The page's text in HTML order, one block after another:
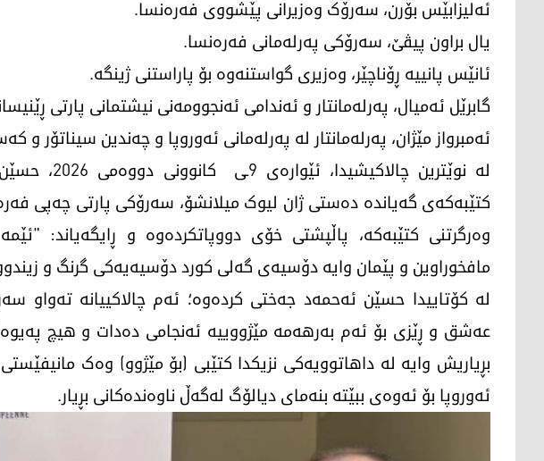
ئەلیزابێس بۆرن، سەرۆک وەزیرانی پێشووی فەرەنسا.
یال براون پیڤێ، سەرۆکی پەرلەمانی فەرەنسا.
ئانێس پانییە ڕۆناچێر، وەزیری گواستنەوە بۆ پاراستنی ژینگە.
گابرێل ئەمیال، پەرلەمانتار و ئەندامی ئەنجوومەنی نیشتمانی پارتی
ئەمبرواز مێژان، پەرلەمانتار لە پەرلەمانی ئەوروپا و چەندین سیناتۆر و
لە نوێترین
کتێبەکەی گەیاندە دەستی ژان لیوک میلانشۆ، سەرۆکی پارتی چەپی
وەرگرتنی کتێبەکە، پاڵپشتی خۆی دووپاتکردەوە و ڕایگەیاند:
مافخوراوین و پێمان وایە دۆسیەی گەلی کورد دۆسیەیەکی گرنگ و
لە کۆتاییدا حسێن ئەحمەد جەختی کردەوە؛ ئەم چالاکییانە تەواو
عەشق و ڕێزی بۆ ئەم بەرهەمە مێژووییە ئەنجامی دەدات و هیچ
بڕیاریش وایە لە داهاتوویەکی نزیکدا کتێبی (بۆ مێژوو) وەک
ئەوروپا بۆ ئەوەی ببێتە بنەمای دیالۆگ لەگەڵ ناوەندەکانی بڕیار.